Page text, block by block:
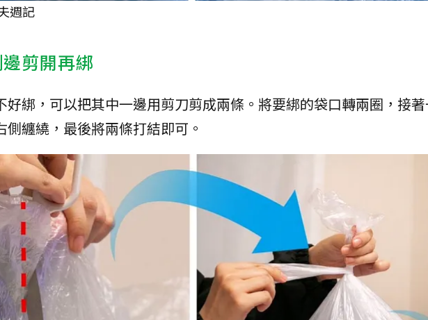
週記
剪開再綁
好綁，可以把其中一邊用剪刀剪成兩條。將要綁的袋口轉兩圈，接
纏繞，最後將兩條打結即可。